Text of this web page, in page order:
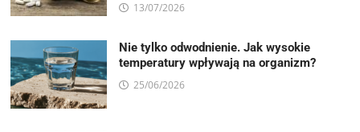
13/07/2026
Nie tylko odwodnienie. Jak wysokie
temperatury wpływają na organizm?
25/06/2026